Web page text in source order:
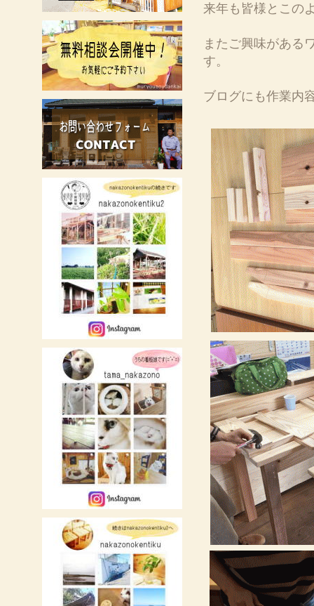
来年も皆様とこの
またご興味がある
す。
ブログにも作業内